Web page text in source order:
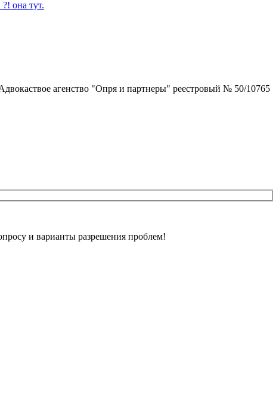
она тут.
агенство "Опря и партнеры" реестровый № 50/10765
и варианты разрешения проблем!